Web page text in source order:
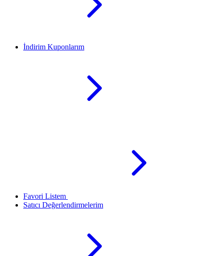
İndirim Kuponlarım
Favori Listem
Satıcı Değerlendirmelerim